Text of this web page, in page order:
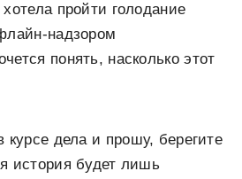
пройти голодание
надзором
понять, насколько этот
курсе дела и прошу, берегите
история будет лишь